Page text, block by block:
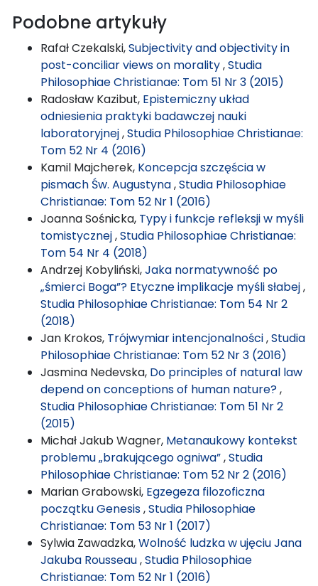
Podobne artykuły
Rafał Czekalski,Subjectivity and objectivity in
post-conciliar views on morality,Studia
Philosophiae Christianae: Tom 51 Nr 3 (2015)
Radosław Kazibut, Epistemiczny układ
odniesienia praktyki badawczej nauki
laboratoryjnej,Studia Philosophiae Christianae:
Tom 52 Nr 4 (2016)
Kamil Majcherek, Koncepcja szczęścia w
pismach Św. Augustyna,Studia Philosophiae
Christianae: Tom 52 Nr 1 (2016)
Joanna Sośnicka, Typy i funkcje refleksji w myśli
tomistycznej,Studia Philosophiae Christianae:
Tom 54 Nr 4 (2018)
Andrzej Kobyliński,Jaka normatywność po
„śmierci Boga”? Etyczne implikacje myśli słabej,
Studia Philosophiae Christianae: Tom 54 Nr 2
(2018)
Jan Krokos, Trójwymiar intencjonalności,Studia
Philosophiae Christianae: Tom 52 Nr 3 (2016)
Jasmina Nedevska, Do principles of natural law
depend on conceptions of human nature?,
Studia Philosophiae Christianae: Tom 51 Nr 2
(2015)
Michał Jakub Wagner, Metanaukowy kontekst
problemu „brakującego ogniwa”,Studia
Philosophiae Christianae: Tom 52 Nr 2 (2016)
Marian Grabowski, Egzegeza filozoficzna
początku Genesis,Studia Philosophiae
Christianae: Tom 53 Nr 1 (2017)
Sylwia Zawadzka,Wolność ludzka w ujęciu Jana
Jakuba Rousseau,Studia Philosophiae
Christianae: Tom 52 Nr 1 (2016)